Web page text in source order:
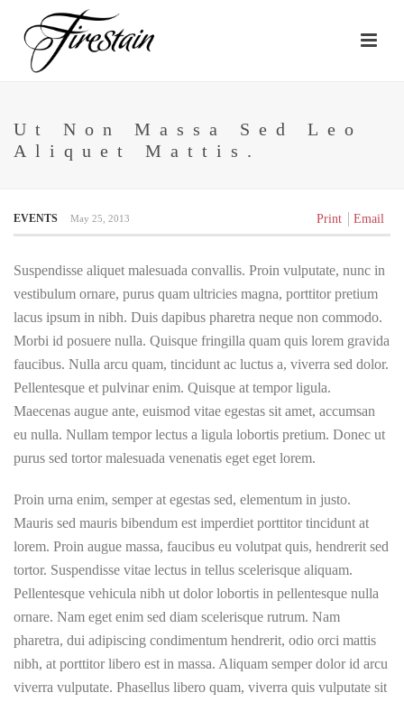
Ut Non Massa Sed Leo
Aliquet Mattis.
Print Email
EVENTS May 25, 2013
Suspendisse aliquet malesuada convallis. Proin vulputate, nunc in
vestibulum ornare, purus quam ultricies magna, porttitor pretium
lacus ipsum in nibh. Duis dapibus pharetra neque non commodo.
Morbi id posuere nulla. Quisque fringilla quam quis lorem gravida
faucibus. Nulla arcu quam, tincidunt ac luctus a, viverra sed dolor.
Pellentesque et pulvinar enim. Quisque at tempor ligula.
Maecenas augue ante, euismod vitae egestas sit amet, accumsan
eu nulla. Nullam tempor lectus a ligula lobortis pretium. Donec ut
purus sed tortor malesuada venenatis eget eget lorem.
Proin urna enim, semper at egestas sed, elementum in justo.
Mauris sed mauris bibendum est imperdiet porttitor tincidunt at
lorem. Proin augue massa, faucibus eu volutpat quis, hendrerit sed
tortor. Suspendisse vitae lectus in tellus scelerisque aliquam.
Pellentesque vehicula nibh ut dolor lobortis in pellentesque nulla
ornare. Nam eget enim sed diam scelerisque rutrum. Nam
pharetra, dui adipiscing condimentum hendrerit, odio orci mattis
nibh, at porttitor libero est in massa. Aliquam semper dolor id arcu
viverra vulputate. Phasellus libero quam, viverra quis vulputate sit